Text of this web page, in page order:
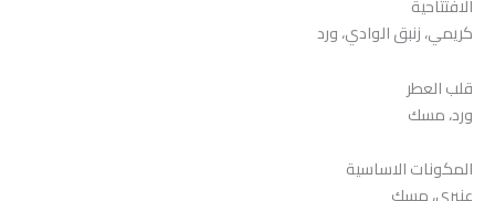
هو:
950 EGP.
هو:
الافتتاحية
كريمي، زنبق الوادي، ورد
قلب العطر
ورد، مسك
المكونات الاساسية
عنبري، مسك